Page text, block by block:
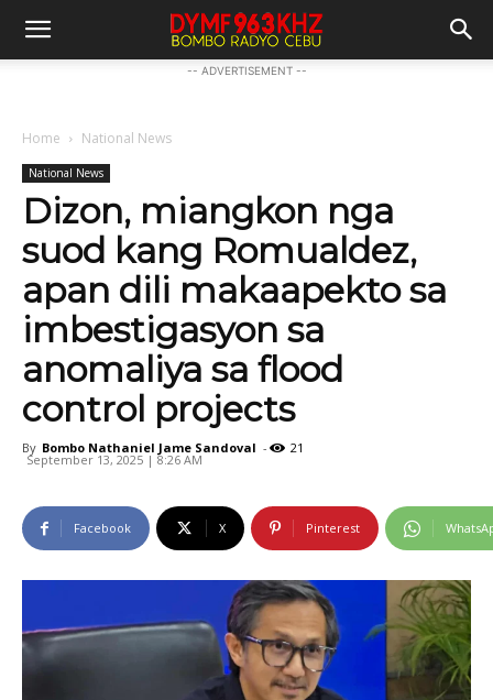
-- ADVERTISEMENT --
Home National News
National News
Dizon, miangkon nga
suod kang Romualdez,
apan dili makaapekto sa
imbestigasyon sa
anomaliya sa flood
control projects
By Bombo Nathaniel Jame Sandoval -
September 13, 2025 | 8:26 AM
21
Facebook X Pinterest